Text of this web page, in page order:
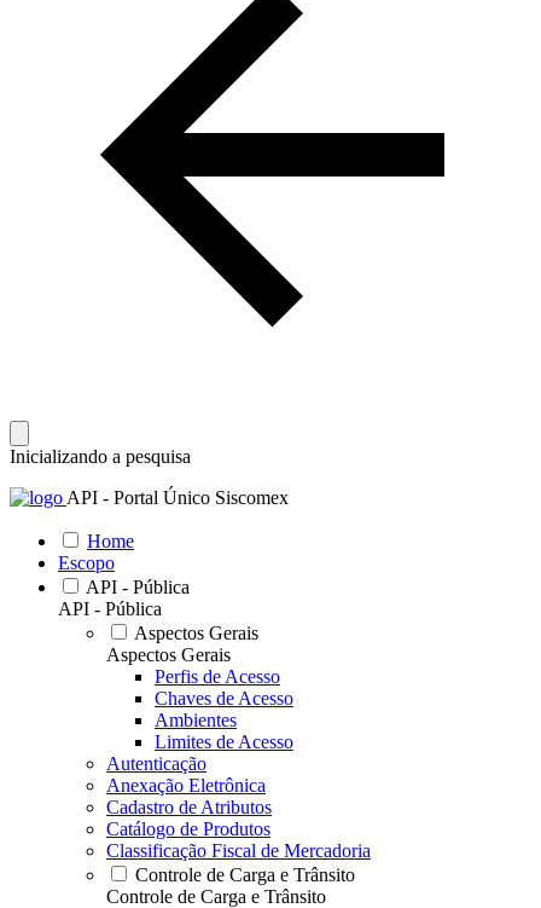
Inicializando a pesquisa
API - Portal Único Siscomex
Home
Escopo
API - Pública
API - Pública
Aspectos Gerais
Aspectos Gerais
Perfis de Acesso
Chaves de Acesso
Ambientes
Limites de Acesso
Autenticação
Anexação Eletrônica
Cadastro de Atributos
Catálogo de Produtos
Classificação Fiscal de Mercadoria
Controle de Carga e Trânsito
Controle de Carga e Trânsito